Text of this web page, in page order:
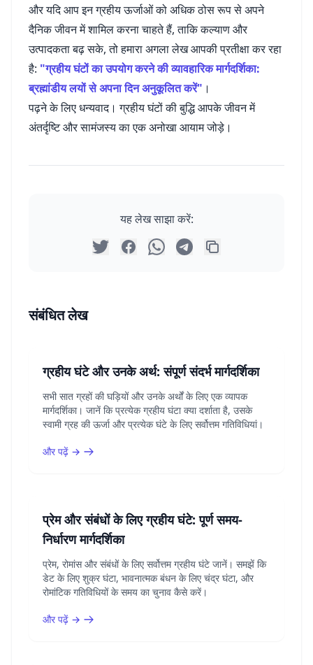
और यदि आप इन ग्रहीय ऊर्जाओं को अधिक ठोस रूप से अपने
दैनिक जीवन में शामिल करना चाहते हैं, ताकि कल्याण और
उत्पादकता बढ़ सके, तो हमारा अगला लेख आपकी प्रतीक्षा कर रहा
है: "ग्रहीय घंटों का उपयोग करने की व्यावहारिक मार्गदर्शिका:
ब्रह्मांडीय लयों से अपना दिन अनुकूलित करें" ।
पढ़ने के लिए धन्यवाद। ग्रहीय घंटों की बुद्धि आपके जीवन में
अंतर्दृष्टि और सामंजस्य का एक अनोखा आयाम जोड़े।
यह लेख साझा करें:
संबंधित लेख
ग्रहीय घंटे और उनके अर्थ: संपूर्ण संदर्भ मार्गदर्शिका
सभी सात ग्रहों की घड़ियों और उनके अर्थों के लिए एक व्यापक
मार्गदर्शिका। जानें कि प्रत्येक ग्रहीय घंटा क्या दर्शाता है, उसके
स्वामी ग्रह की ऊर्जा और प्रत्येक घंटे के लिए सर्वोत्तम गतिविधियां।
और पढ़ें →
प्रेम और संबंधों के लिए ग्रहीय घंटे: पूर्ण समय-
निर्धारण मार्गदर्शिका
प्रेम, रोमांस और संबंधों के लिए सर्वोत्तम ग्रहीय घंटे जानें। समझें कि
डेट के लिए शुक्र घंटा, भावनात्मक बंधन के लिए चंद्र घंटा, और
रोमांटिक गतिविधियों के समय का चुनाव कैसे करें।
और पढ़ें →